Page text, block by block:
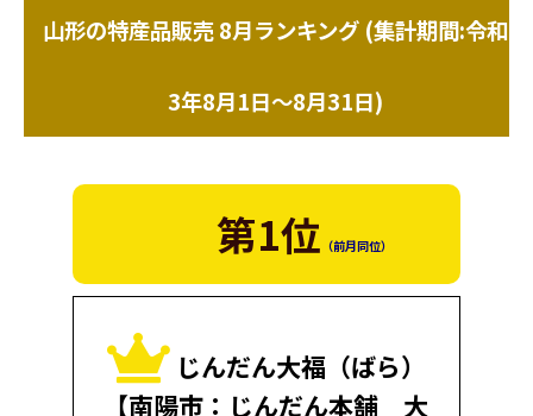
山形の特産品販売 8月ランキング (集計期間:令和
3年8月1日～8月31日)
第1位 （前月同位）
じんだん大福（ばら）
【南陽市：じんだん本舗 大